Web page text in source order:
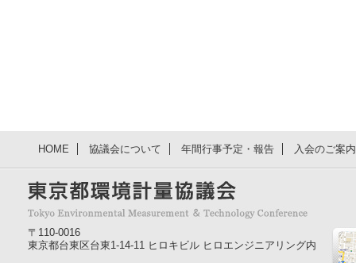
HOME 協議会について 年間行事予定・報告 入会のご案
〒110-0016
東京都台東区台東1-14-11 ヒロキビル ヒロエンジニアリング内